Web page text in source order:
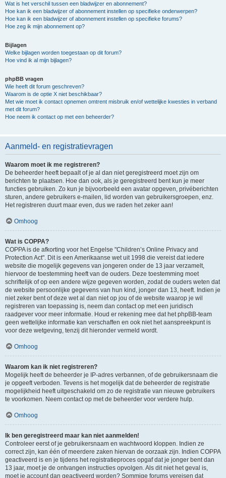
Wat is het verschil tussen een bladwijzer en abonnement?
Hoe kan ik een bladwijzer of abonnement instellen op specifieke onderwerpen?
Hoe kan ik een bladwijzer of abonnement instellen op specifieke forums?
Hoe zeg ik mijn abonnement op?
Bijlagen
Welke bijlagen worden toegestaan op dit forum?
Hoe vind ik al mijn bijlagen?
phpBB vragen
Wie heeft dit forum geschreven?
Waarom is de optie X niet beschikbaar?
Met wie moet ik contact opnemen omtrent misbruik en/of wettelijke kwesties in verband
met dit forum?
Hoe neem ik contact op met een beheerder?
Aanmeld- en registratievragen
Waarom moet ik me registreren?
De beheerder heeft bepaalt of je al dan niet geregistreerd moet zijn om
berichten te plaatsen. Hoe dan ook, als je geregistreerd bent kun je meer
functies gebruiken. Zo kun je bijvoorbeeld een avatar opgeven, privéberichten
sturen, andere gebruikers e-mailen, lid worden van gebruikersgroepen, enz.
Het registreren duurt maar even, dus we raden het zeker aan!
Omhoog
Wat is COPPA?
COPPA is de afkorting voor het Engelse "Children’s Online Privacy and
Protection Act". Dit is een Amerikaanse wet uit 1998 die vereist dat iedere
website die mogelijk gegevens van jongeren onder de 13 jaar verzamelt,
hiervoor de toestemming heeft van de ouders. Deze toestemming moet
schriftelijk of op een andere wijze gegeven worden, zodat de ouders weten dat
de website persoonlijke gegevens van hun kind, jonger dan 13, heeft. Indien je
niet zeker bent of deze wet al dan niet op jou of de website waarop je wil
registreren van toepassing is, neem dan contact op met een juridisch
raadgever voor meer informatie. Houd er rekening mee dat het phpBB-team
geen wettelijke informatie kan verschaffen en ook niet het aanspreekpunt is
voor deze wetgeving, tenzij dit hieronder vermeld wordt.
Omhoog
Waarom kan ik niet registreren?
Mogelijk heeft de beheerder je IP-adres verbannen, of de gebruikersnaam die
je opgeeft verboden. Tevens is het mogelijk dat de beheerder de registratie
mogelijkheid heeft uitgeschakeld om zo de registratie van nieuwe gebruikers
te voorkomen. Neem contact op met de beheerder voor verdere hulp.
Omhoog
Ik ben geregistreerd maar kan niet aanmelden!
Controleer eerst of je gebruikersnaam en wachtwoord kloppen. Indien ze
correct zijn, kan één of meerdere zaken hiervan de oorzaak zijn. Indien COPPA
geactiveerd is en je tijdens het registratieproces opgaf dat je jonger bent dan
13 jaar, moet je de ontvangen instructies opvolgen. Als dit niet het geval is,
moet je account dan geactiveerd worden? Sommige forums vereisen dat